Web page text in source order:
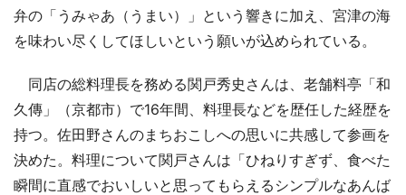
弁の「うみゃあ（うまい）」という響きに加え、宮津の海
を味わい尽くしてほしいという願いが込められている。
同店の総料理長を務める関戸秀史さんは、老舗料亭「和
久傳」（京都市）で16年間、料理長などを歴任した経歴を
持つ。佐田野さんのまちおこしへの思いに共感して参画を
決めた。料理について関戸さんは「ひねりすぎず、食べた
瞬間に直感でおいしいと思ってもらえるシンプルなあんば